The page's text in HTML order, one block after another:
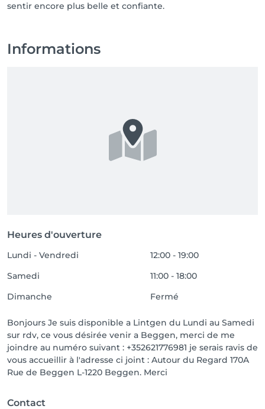
sentir encore plus belle et confiante.
Informations
Heures d'ouverture
Lundi - Vendredi
12:00 - 19:00
Samedi
11:00 - 18:00
Dimanche
Fermé
Bonjours Je suis disponible a Lintgen du Lundi au Samedi
sur rdv, ce vous désirée venir a Beggen, merci de me
joindre au numéro suivant : +352621776981 je serais ravis de
vous accueillir à l'adresse ci joint : Autour du Regard 170A
Rue de Beggen L-1220 Beggen. Merci
Contact